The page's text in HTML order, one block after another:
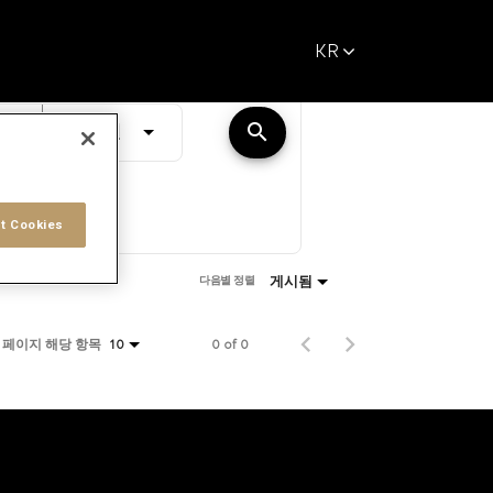
KR
10 마일 JOBS.DISTANCEUNITS_SCREENREADER_TEXT
거리
search
게시됨
다음별 정렬
페이지 해당 항목 10 0 of 0
Cookies